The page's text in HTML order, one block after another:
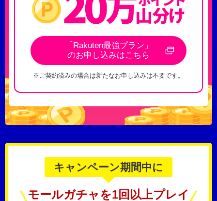
「Rakuten最強プラン」
のお申し込みはこちら
※ご契約済みの場合は新たなお申し込みは不要です。
キャンペーン期間中に
モールガチャを1回以上プレイ